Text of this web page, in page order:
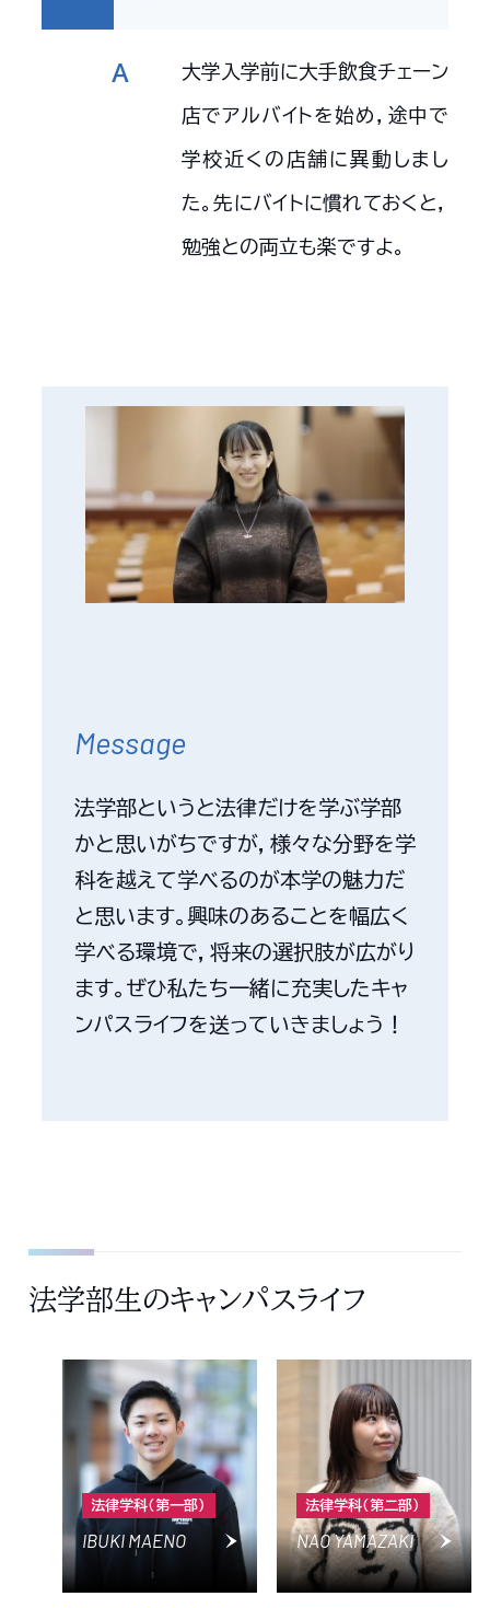
A 大学入学前に大手飲食チェーン
店でアルバイトを始め，途中で
学校近くの店舗に異動しまし
た。先にバイトに慣れておくと，
勉強との両立も楽ですよ。
Message
法学部というと法律だけを学ぶ学部
かと思いがちですが，様々な分野を学
科を越えて学べるのが本学の魅力だ
と思います。興味のあることを幅広く
学べる環境で，将来の選択肢が広がり
ます。ぜひ私たち一緒に充実したキャ
ンパスライフを送っていきましょう！
法学部生のキャンパスライフ
法律学科（第一部）
IBUKI MAENO
法律学科（第二部）
NAO YAMAZAKI